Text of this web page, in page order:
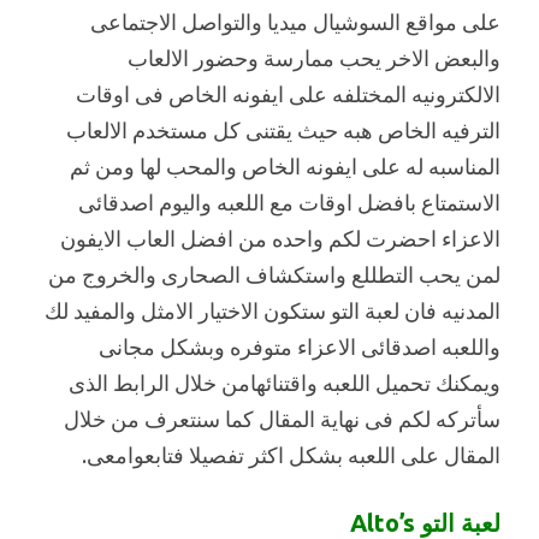
على مواقع السوشيال ميديا والتواصل الاجتماعى
والبعض الاخر يحب ممارسة وحضور الالعاب
الالكترونيه المختلفه على ايفونه الخاص فى اوقات
الترفيه الخاص هبه حيث يقتنى كل مستخدم الالعاب
المناسبه له على ايفونه الخاص والمحب لها ومن ثم
الاستمتاع بافضل اوقات مع اللعبه واليوم اصدقائى
الاعزاء احضرت لكم واحده من افضل العاب الايفون
لمن يحب التطللع واستكشاف الصحارى والخروج من
المدنيه فان لعبة التو ستكون الاختيار الامثل والمفيد لك
واللعبه اصدقائى الاعزاء متوفره وبشكل مجانى
ويمكنك تحميل اللعبه واقتنائهامن خلال الرابط الذى
سأتركه لكم فى نهاية المقال كما سنتعرف من خلال
المقال على اللعبه بشكل اكثر تفصيلا فتابعوامعى.
لعبة التو Alto’s